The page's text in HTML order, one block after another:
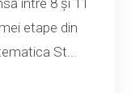
etape din
St...